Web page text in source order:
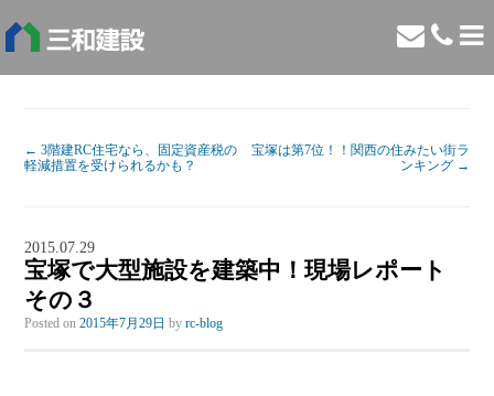
← 3階建RC住宅なら、固定資産税の
軽減措置を受けられるかも？
宝塚は第7位！！関西の住みたい街ラ
ンキング →
2015.07.29
宝塚で大型施設を建築中！現場レポート
その３
Posted on2015年7月29日 byrc-blog